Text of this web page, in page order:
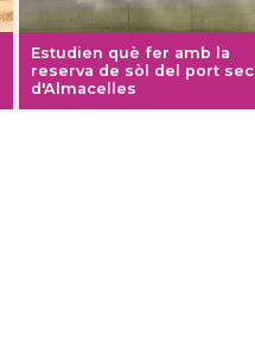
Estudien què fer amb la
reserva de sòl del port sec
d'Almacelles